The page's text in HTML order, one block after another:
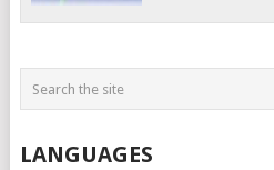
LANGUAGES